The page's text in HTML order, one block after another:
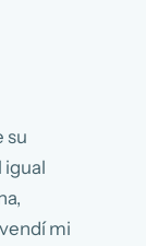
su
igual
mi